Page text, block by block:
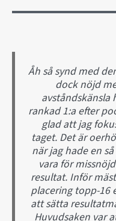
Åh så synd med
dock nöjd
avståndskänsla
rankad 1:a efter
glad att jag
taget. Det är
när jag hade en
vara för
resultat. Inför
placering topp-16
att sätta
Huvudsaken var